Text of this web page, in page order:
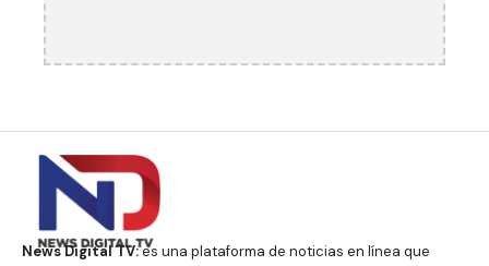
News Digital TV:es una plataforma de noticias en línea que